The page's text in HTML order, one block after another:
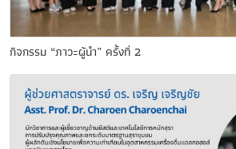
กิจกรรม “ภาวะผู้นำ” ครั้งที่ 2